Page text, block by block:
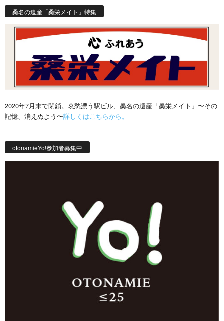
桑名の遺産「桑栄メイト」特集
2020年7月末で閉鎖。哀愁漂う駅ビル、桑名の遺産「桑栄メイト」〜その
記憶、消えぬよう〜詳しくはこちらから。
otonamieYo!参加者募集中